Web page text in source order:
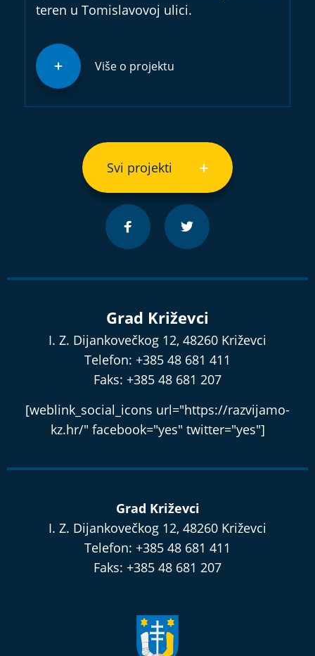
teren u Tomislavovoj ulici.
Više o projektu
Svi projekti
Grad Križevci
I. Z. Dijankovečkog 12, 48260 Križevci
Telefon: +385 48 681 411
Faks: +385 48 681 207
[weblink_social_icons url="https://razvijamo-
kz.hr/" facebook="yes" twitter="yes"]
Grad Križevci
I. Z. Dijankovečkog 12, 48260 Križevci
Telefon: +385 48 681 411
Faks: +385 48 681 207